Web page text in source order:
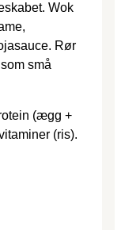
Wok
Rør
små
(ægg +
(ris).